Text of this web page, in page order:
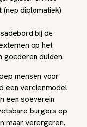
(nep diplomatiek)
bij de
op het
goederen dulden.
mensen voor
een verdienmodel
een soeverein
burgers op
maar verergeren.